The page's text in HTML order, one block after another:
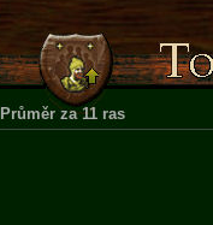
Průměr za 11 ras